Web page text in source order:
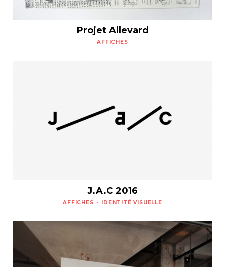
Projets
Contact
AFFICHES
Projet Allevard
AFFICHES IDENTITÉ VISUELLE
J.A.C 2016